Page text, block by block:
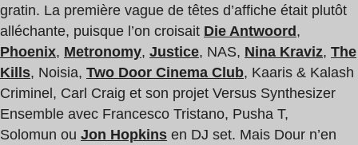
gratin. La première vague de têtes d’affiche était plutôt
alléchante, puisque l’on croisait Die Antwoord,
Phoenix, Metronomy, Justice, NAS, Nina Kraviz, The
Kills, Noisia, Two Door Cinema Club, Kaaris & Kalash
Criminel, Carl Craig et son projet Versus Synthesizer
Ensemble avec Francesco Tristano, Pusha T,
Solomun ou Jon Hopkins en DJ set. Mais Dour n’en